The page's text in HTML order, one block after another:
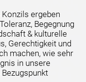
ergeben
Begegnung
& kulturelle
Gerechtigkeit und
machen, wie sehr
in unsere